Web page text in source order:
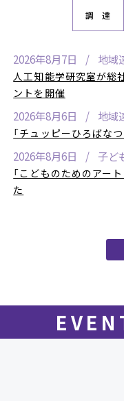
調 達
2026年8月7日 地域
人工知能学研究室が総
ントを開催
2026年8月6日 地域
「チュッピーひろばな
2026年8月6日 子ど
「こどものためのアー
た